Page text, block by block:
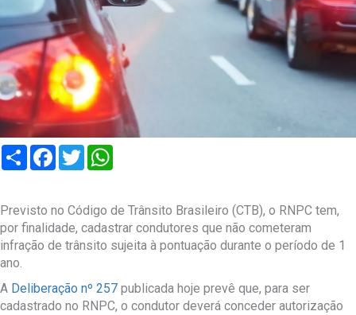
Compartilhar
Facebook
Twitter
Previsto no Código de Trânsito Brasileiro (CTB), o RNPC tem,
por finalidade, cadastrar condutores que não cometeram
infração de trânsito sujeita à pontuação durante o período de 1
ano.
A Deliberação nº 257 publicada hoje prevê que, para ser
cadastrado no RNPC, o condutor deverá conceder autorização